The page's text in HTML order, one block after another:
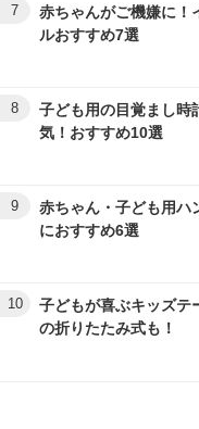
7
赤ちゃんがご機嫌に！
ルおすすめ7選
8
子ども用の目覚まし時
気！おすすめ10選
9
赤ちゃん・子ども用ハ
におすすめ6選
10
子どもが喜ぶキッズテ
の折りたたみ式も！